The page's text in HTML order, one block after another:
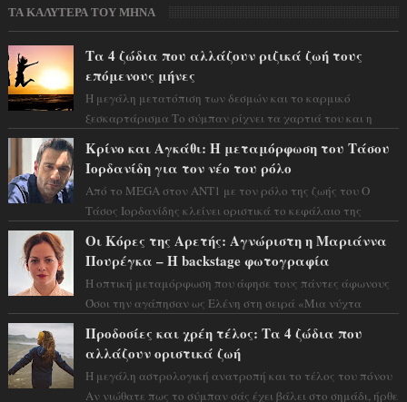
ΤΑ ΚΑΛΥΤΕΡΑ ΤΟΥ ΜΗΝΑ
Τα 4 ζώδια που αλλάζουν ριζικά ζωή τους
επόμενους μήνες
Η μεγάλη μετατόπιση των δεσμών και το καρμικό
ξεσκαρτάρισμα Το σύμπαν ρίχνει τα χαρτιά του και η
Κρίνο και Αγκάθι: Η μεταμόρφωση του Τάσου
Ιορδανίδη για τον νέο του ρόλο
Από το MEGA στον ΑΝΤ1 με τον ρόλο της ζωής του Ο
Τάσος Ιορδανίδης κλείνει οριστικά το κεφάλαιο της
Οι Κόρες της Αρετής: Αγνώριστη η Μαριάννα
Πουρέγκα – H backstage φωτογραφία
Η οπτική μεταμόρφωση που άφησε τους πάντες άφωνους
Όσοι την αγάπησαν ως Ελένη στη σειρά «Μια νύχτα
Προδοσίες και χρέη τέλος: Τα 4 ζώδια που
αλλάζουν οριστικά ζωή
Η μεγάλη αστρολογική ανατροπή και το τέλος του πόνου
Αν νιώθατε πως το σύμπαν σάς έχει βάλει στο σημάδι, ήρθε